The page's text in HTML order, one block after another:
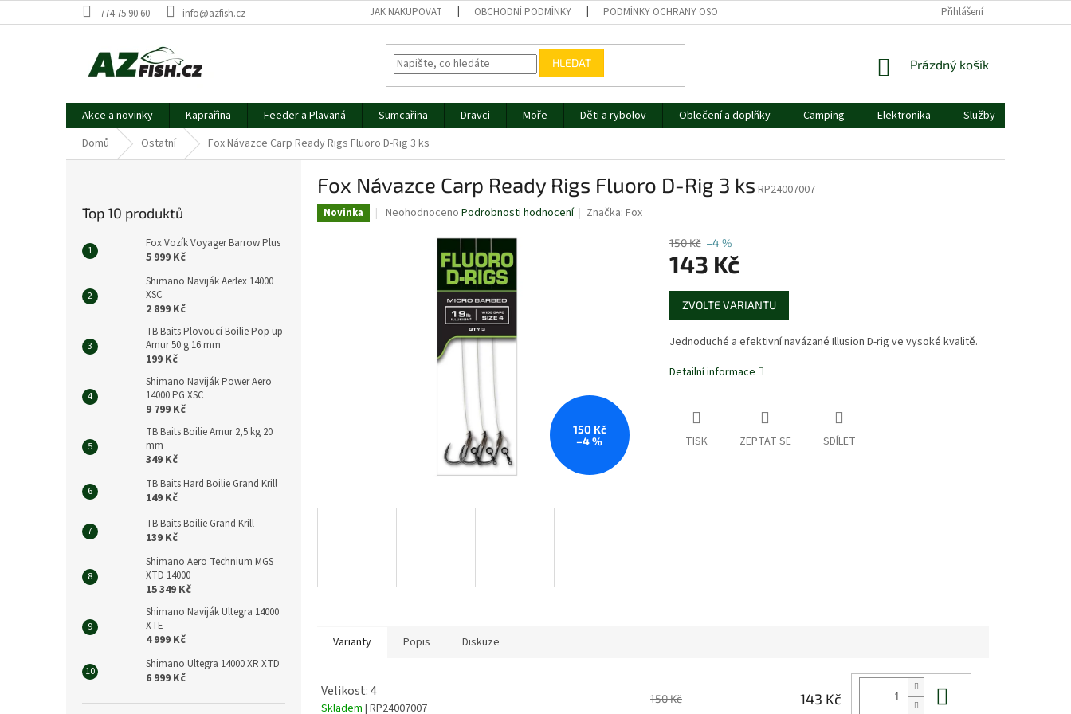
na
774 75 90 60 info@azfish.cz JAK NAKUPOVAT OBCHODNÍ PODMÍNKY PODMÍNKY OCHRANY OSOBNÍCH ÚDAJŮ Přihlášení
HLEDAT
NÁKUPNÍ
Prázdný košík
Akce a novinky Kaprařina Feeder a Plavaná Sumcařina Dravci Moře Děti a rybolov Oblečení a doplňky Camping Elektronika Služby
Domů
Ostatní Fox Návazce Carp Ready Rigs Fluoro D-Rig 3 ks
Top 10 produktů
Fox Vozík Voyager Barrow Plus
5 999 Kč
Shimano Naviják Aerlex 14000
XSC
2 899 Kč
TB Baits Plovoucí Boilie Pop up
Amur 50 g 16 mm
199 Kč
Shimano Naviják Power Aero
14000 PG XSC
9 799 Kč
TB Baits Boilie Amur 2,5 kg 20
mm
349 Kč
TB Baits Hard Boilie Grand Krill
149 Kč
TB Baits Boilie Grand Krill
139 Kč
Shimano Aero Technium MGS
XTD 14000
15 349 Kč
Shimano Naviják Ultegra 14000
XTE
4 999 Kč
Shimano Ultegra 14000 XR XTD
6 999 Kč
Fox Návazce Carp Ready Rigs Fluoro D-Rig 3 ks RP24007007
Novinka
Průměrné
Neohodnoceno Podrobnosti hodnocení Značka:Fox
150 Kč
–4 %
150 Kč –4 %
143 Kč
Měrná
cena:
ZVOLTE VARIANTU
Jednoduché a efektivní navázané Illusion D-rig ve vysoké kvalitě.
Detailní informace
TISK ZEPTAT SE SDÍLET
Varianty Popis Diskuze
Velikost: 4
Skladem | RP24007007
150 Kč 143 Kč